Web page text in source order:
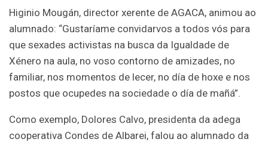
Higinio Mougán, director xerente de AGACA, animou ao
alumnado: “Gustaríame convidarvos a todos vós para
que sexades activistas na busca da Igualdade de
Xénero na aula, no voso contorno de amizades, no
familiar, nos momentos de lecer, no día de hoxe e nos
postos que ocupedes na sociedade o día de mañá”.
Como exemplo, Dolores Calvo, presidenta da adega
cooperativa Condes de Albarei, falou ao alumnado da